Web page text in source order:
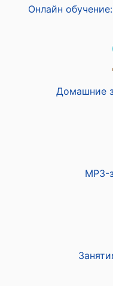
Онлайн
Домашние
MP3-